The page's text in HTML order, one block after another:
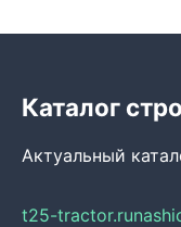
Каталог
Актуальный
t25-tractor.ru